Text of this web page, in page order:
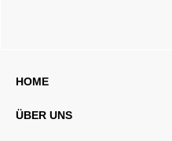
HOME
ÜBER UNS